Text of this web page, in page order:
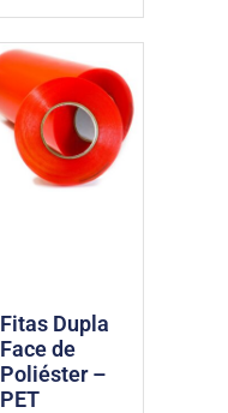
Fitas Dupla
Face de
Poliéster –
PET